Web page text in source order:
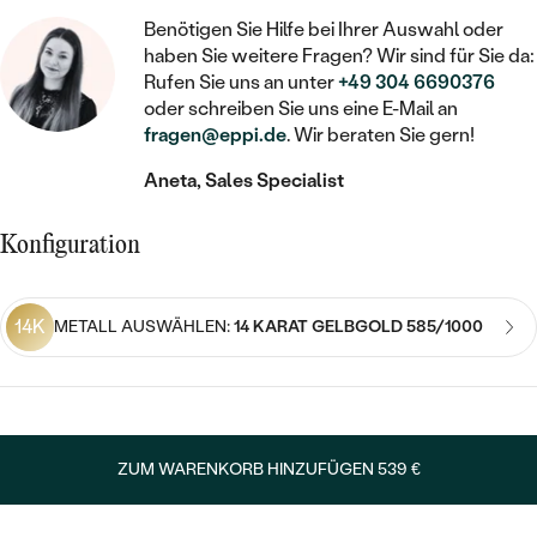
IM SET
GÜNSTIG
LUXURIÖSE
LAB GROWN DIAMANTEN ZUM
EINFASSEN
FARBIGE DIAMANTEN ZUM EINFASSEN
MIT DIAMANT
MIT LAB GROWN DIAMANT
MIT MOISSANIT
MIT SCHWARZEN DIAMANTEN
SCHMUCK FÜR KINDER
BROSCHEN
SCHMUCKZUBEHÖR
NACH MATERIAL
SILBER
NACH STEIN
PIERCINGS
MIT EDELSTEIN
PERLENOHRRINGE
NACH PREIS
LUXURIÖSE
MEDAILLON
KETTEN
HERZKETTEN
MIT DIAMANT
MIT EDELSTEIN
SIEGELRINGE
PERSONALISIERT
NACH EDELSTEIN
MIT DIAMANT
MIT EDELSTEIN
PERLENRINGE
NACH PREIS
Benötigen Sie Hilfe bei Ihrer Auswahl oder
haben Sie weitere Fragen? Wir sind für Sie da:
Rufen Sie uns an unter+49 304 6690376
oder schreiben Sie uns eine E-Mail an
fragen@eppi.de. Wir beraten Sie gern!
Aneta, Sales Specialist
Konfiguration
14K METALL AUSWÄHLEN:14 KARAT GELBGOLD 585/1000
ZUM WARENKORB HINZUFÜGEN 539 €